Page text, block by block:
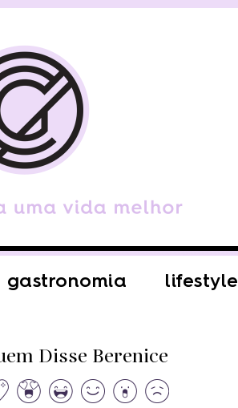
gastronomia lifestyle
Disse Berenice